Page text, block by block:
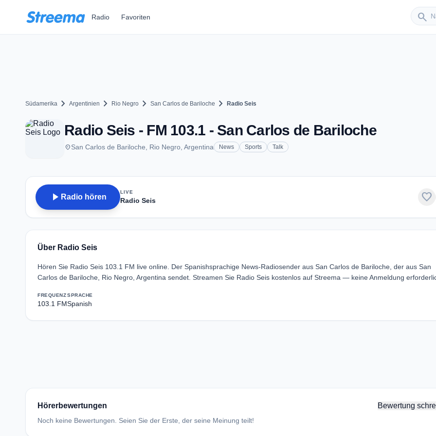
Radio Favoriten search
Sender
Südamerika chevron_right Argentinien chevron_right Rio Negro chevron_right San Carlos de Bariloche chevron_right Radio Seis
Radio Seis - FM 103.1 - San Carlos de Bariloche
placeSan Carlos de Bariloche, Rio Negro, Argentina News Sports Talk
play_arrow Radio hören
LIVE
Radio Seis favorite
Über Radio Seis
Hören Sie Radio Seis 103.1 FM live online. Der Spanishsprachige News-Radiosender aus San Carlos de Bariloche, der aus San
Carlos de Bariloche, Rio Negro, Argentina sendet. Streamen Sie Radio Seis kostenlos auf Streema — keine Anmeldung
FREQUENZ
103.1 FM
SPRACHE
Spanish
Hörerbewertungen Bewertung
Noch keine Bewertungen. Seien Sie der Erste, der seine Meinung teilt!